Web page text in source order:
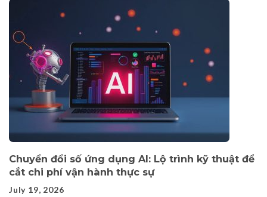
Chuyển đổi số ứng dụng AI: Lộ trình kỹ thuật để
cắt chi phí vận hành thực sự
July 19, 2026